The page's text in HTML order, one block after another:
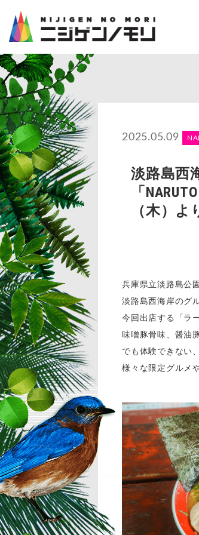
2025.05.09
淡路島西
「
（木）
兵庫県立淡路島公
淡路島西海岸のグ
今回出店する「ラ
味噌豚骨味、醤油
でも体験できない
様々な限定グルメ